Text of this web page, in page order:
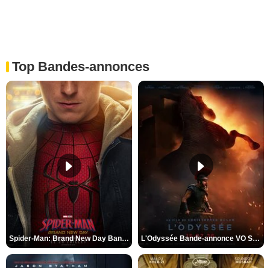
Top Bandes-annonces
Spider-Man: Brand New Day Bande-annonce VO STFR L'Odyssée Bande-annonce VO STFR